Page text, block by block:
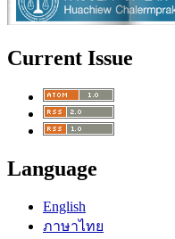
Current Issue
Language
English
ภาษาไทย